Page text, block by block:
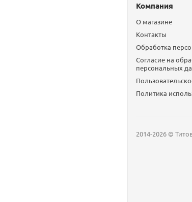
Компания
О магазине
Контакты
Обработка
Согласие на
персональных
Политика
2014-2026 ©